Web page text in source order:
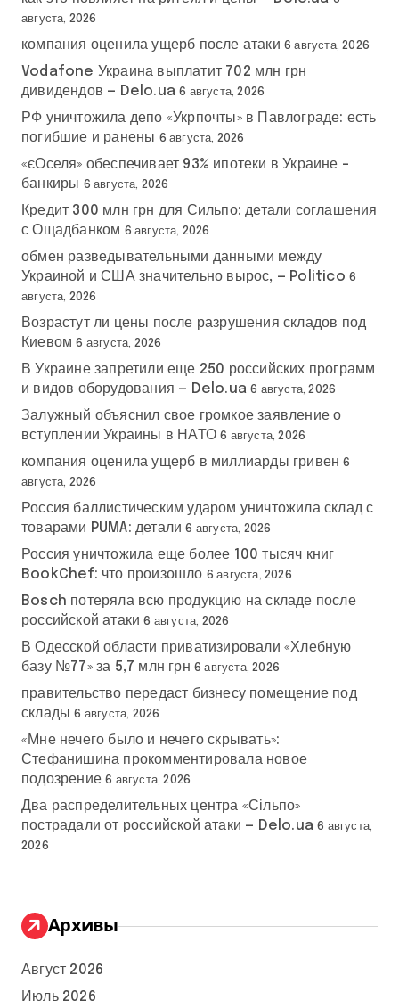
августа, 2026
компания оценила ущерб после атаки 6 августа, 2026
Vodafone Украина выплатит 702 млн грн
дивидендов — Delo.ua 6 августа, 2026
РФ уничтожила депо «Укрпочты» в Павлограде: есть
погибшие и ранены 6 августа, 2026
«єОселя» обеспечивает 93% ипотеки в Украине –
банкиры 6 августа, 2026
Кредит 300 млн грн для Сильпо: детали соглашения
с Ощадбанком 6 августа, 2026
обмен разведывательными данными между
Украиной и США значительно вырос, — Politico 6
августа, 2026
Возрастут ли цены после разрушения складов под
Киевом 6 августа, 2026
В Украине запретили еще 250 российских программ
и видов оборудования — Delo.ua 6 августа, 2026
Залужный объяснил свое громкое заявление о
вступлении Украины в НАТО 6 августа, 2026
компания оценила ущерб в миллиарды гривен 6
августа, 2026
Россия баллистическим ударом уничтожила склад с
товарами PUMA: детали 6 августа, 2026
Россия уничтожила еще более 100 тысяч книг
BookChef: что произошло 6 августа, 2026
Bosch потеряла всю продукцию на складе после
российской атаки 6 августа, 2026
В Одесской области приватизировали «Хлебную
базу №77» за 5,7 млн грн 6 августа, 2026
правительство передаст бизнесу помещение под
склады 6 августа, 2026
«Мне нечего было и нечего скрывать»:
Стефанишина прокомментировала новое
подозрение 6 августа, 2026
Два распределительных центра «Сільпо»
пострадали от российской атаки — Delo.ua 6 августа,
2026
Архивы
Август 2026
Июль 2026